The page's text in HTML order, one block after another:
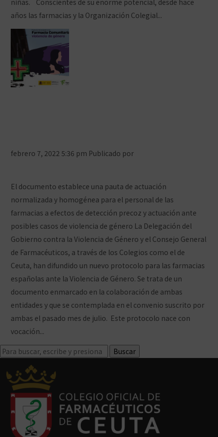
niñas. Conscientes de su enorme potencial, desde hace
años las farmacias y la Organización Colegial...
febrero 7, 2022 5:36 pm Publicado por
El documento establece una pauta de actuación
normalizada y homogénea para el personal de las
farmacias a efectos de detección precoz y actuación ante
posibles casos de violencia de género La Delegación del
Gobierno contra la Violencia de Género y el Consejo General
de Farmacéuticos, a través de los Colegios como el de
Ceuta, han difundido un nuevo protocolo para las farmacias
españolas ante la Violencia de Género. Se trata de un
documento enmarcado en la colaboración de ambas
entidades y que se contemplada en el convenio suscrito por
ambas el pasado mes de julio. Este protocolo nace con
vocación...
Buscar